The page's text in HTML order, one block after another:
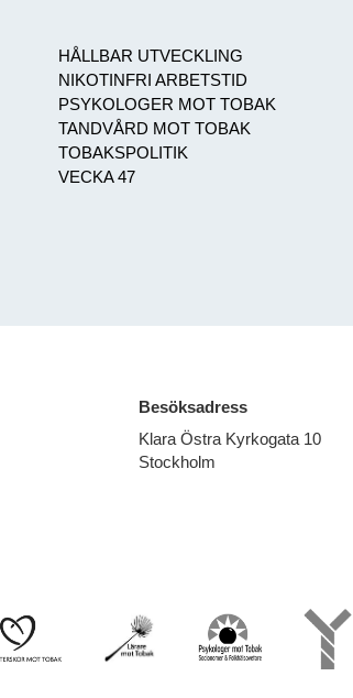
HÅLLBAR UTVECKLING
NIKOTINFRI ARBETSTID
PSYKOLOGER MOT TOBAK
TANDVÅRD MOT TOBAK
TOBAKSPOLITIK
VECKA 47
Besöksadress
Klara Östra Kyrkogata 10
Stockholm